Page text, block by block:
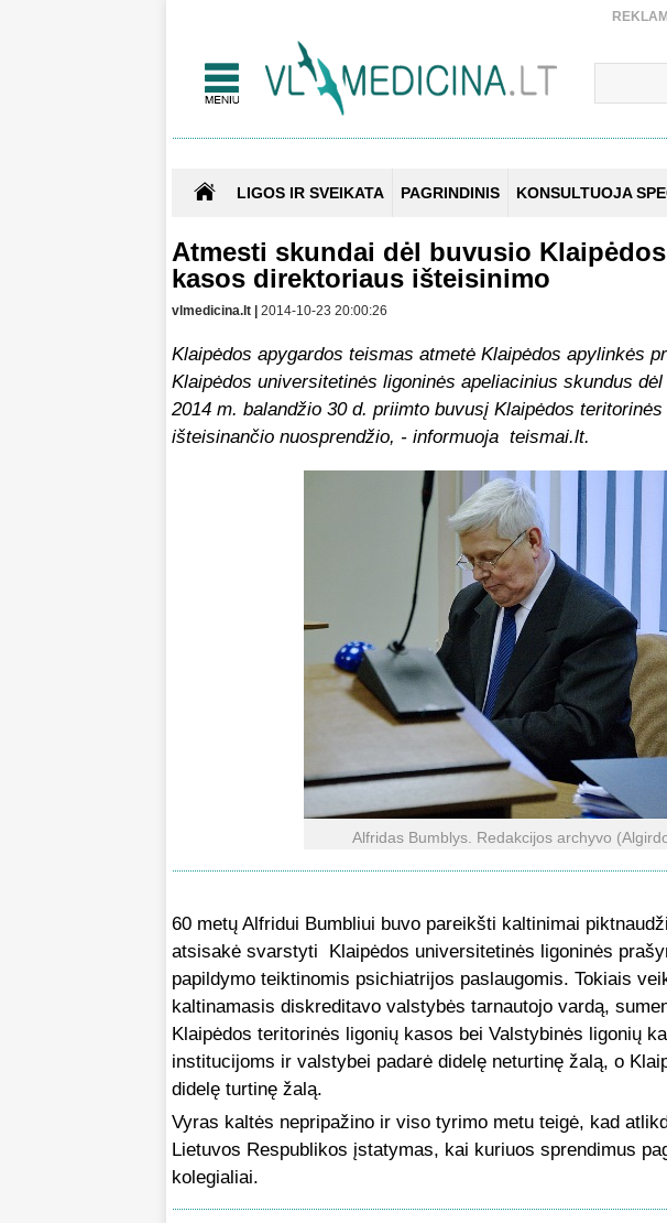
LIGOS IR SVEIKATA PAGRINDINIS KONSULTUOJA
Atmesti skundai dėl buvusio
kasos direktoriaus išteisinimo
vlmedicina.lt | 2014-10-23 20:00:26
Klaipėdos apygardos teismas atmetė Klaipėdos apylinkės
Klaipėdos universitetinės ligoninės apeliacinius skundus
2014 m. balandžio 30 d. priimto buvusį Klaipėdos
išteisinančio nuosprendžio, - informuoja teismai.lt.
Alfridas Bumblys. Redakcijos archyvo
60 metų Alfridui Bumbliui buvo pareikšti kaltinimai
atsisakė svarstyti Klaipėdos universitetinės ligoninės
papildymo teiktinomis psichiatrijos paslaugomis. Tokiais
kaltinamasis diskreditavo valstybės tarnautojo vardą,
Klaipėdos teritorinės ligonių kasos bei Valstybinės ligonių
institucijoms ir valstybei padarė didelę neturtinę žalą, o
didelę turtinę žalą.
Vyras kaltės nepripažino ir viso tyrimo metu teigė, kad
Lietuvos Respublikos įstatymas, kai kuriuos sprendimus
kolegialiai.